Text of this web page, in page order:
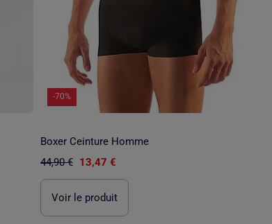
-70%
Boxer Ceinture Homme
44,90 € 13,47 €
Voir le produit